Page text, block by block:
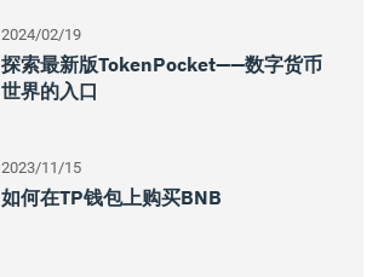
2024/02/19
探索最新版TokenPocket——数字货币
世界的入口
2023/11/15
如何在TP钱包上购买BNB